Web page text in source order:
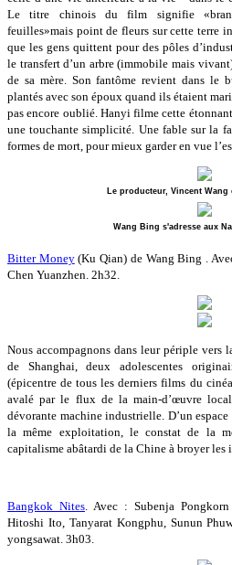
Le titre chinois du film signifie
feuilles»mais point de fleurs sur cette terre
que les gens quittent pour des pôles
le transfert d’un arbre (immobile mais
de sa mère. Son fantôme revient dans le
plantés avec son époux quand ils étaient
pas encore oublié. Hanyi filme cette
une touchante simplicité. Une fable sur la
formes de mort, pour mieux garder en vue
Le producteur, Vincent Wang
Wang Bing s'adresse aux
Bitter Money(Ku Qian) de Wang Bing .
Chen Yuanzhen. 2h32.
Nous accompagnons dans leur périple vers
de Shanghai, deux adolescentes
(épicentre de tous les derniers films du
avalé par le flux de la main-d’œuvre
dévorante machine industrielle. D’un
la même exploitation, le constat de la
capitalisme abâtardi de la Chine à broyer les
Bangkok Nites . Avec : Subenja
Hitoshi Ito, Tanyarat Kongphu, Sunun
yongsawat. 3h03.